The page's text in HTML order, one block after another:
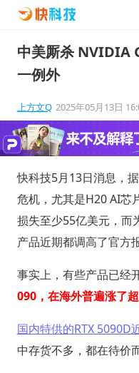
中美厮杀 NVIDIA
一例外
上方文Q 2025年05月13日
快科技5月13日消息，
危机，尤其是H20 AI芯
损失至少55亿美元，而
产品近期都调高了官方
事实上，有些产品已经
090，在海外普遍涨了
国内特供的RTX 5090D
中存货不多，都在待价而